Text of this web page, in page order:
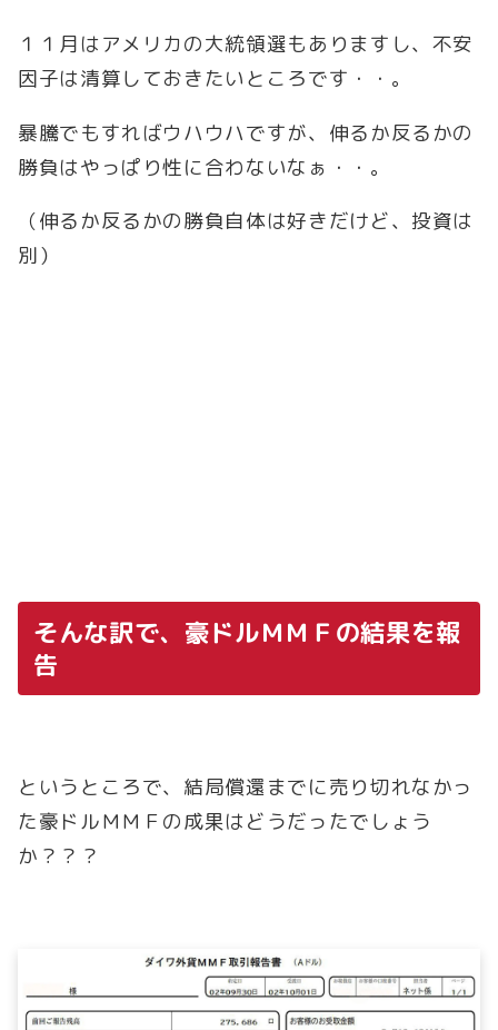
１１月はアメリカの大統領選もありますし、不安
因子は清算しておきたいところです・・。
暴騰でもすればウハウハですが、伸るか反るかの
勝負はやっぱり性に合わないなぁ・・。
（伸るか反るかの勝負自体は好きだけど、投資は
別）
そんな訳で、豪ドルＭＭＦの結果を報
告
というところで、結局償還までに売り切れなかっ
た豪ドルＭＭＦの成果はどうだったでしょう
か？？？